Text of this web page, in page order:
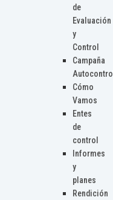
de
Evaluación
y
Control
Campaña
Autocontrol
Cómo
Vamos
Entes
de
control
Informes
y
planes
Rendición